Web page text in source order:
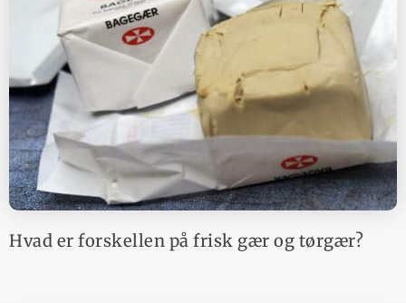
Hvad er forskellen på frisk gær og tørgær?